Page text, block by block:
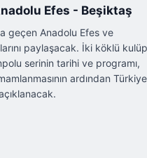
Efes - Beşiktaş
geçen Anadolu Efes ve
paylaşacak. İki köklü kulüp
serinin tarihi ve programı,
ardından Türkiye